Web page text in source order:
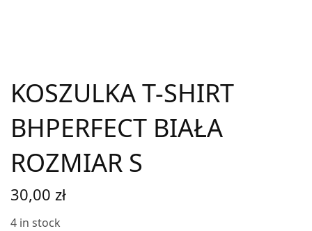
KOSZULKA T-SHIRT
BHPERFECT BIAŁA
ROZMIAR S
30,00 zł
4 in stock